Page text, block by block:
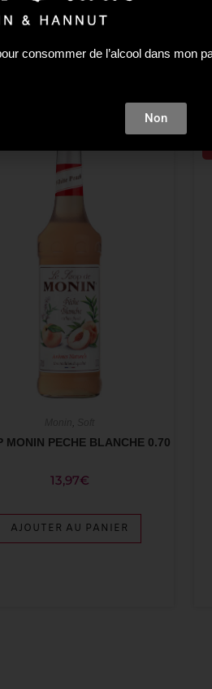
MONIN PECHE BLANCHE 0.70
13,97€
AJOUTER AU PANIER
consommer de l’alcool dans mon
Non